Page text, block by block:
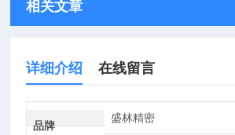
相关文章
详细介绍 在线留言
品牌
盛林精密